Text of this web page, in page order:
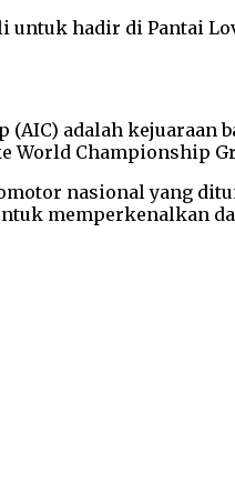
untuk hadir di Pantai
adalah kejuaraan
World Championship
nasional yang
memperkenalkan